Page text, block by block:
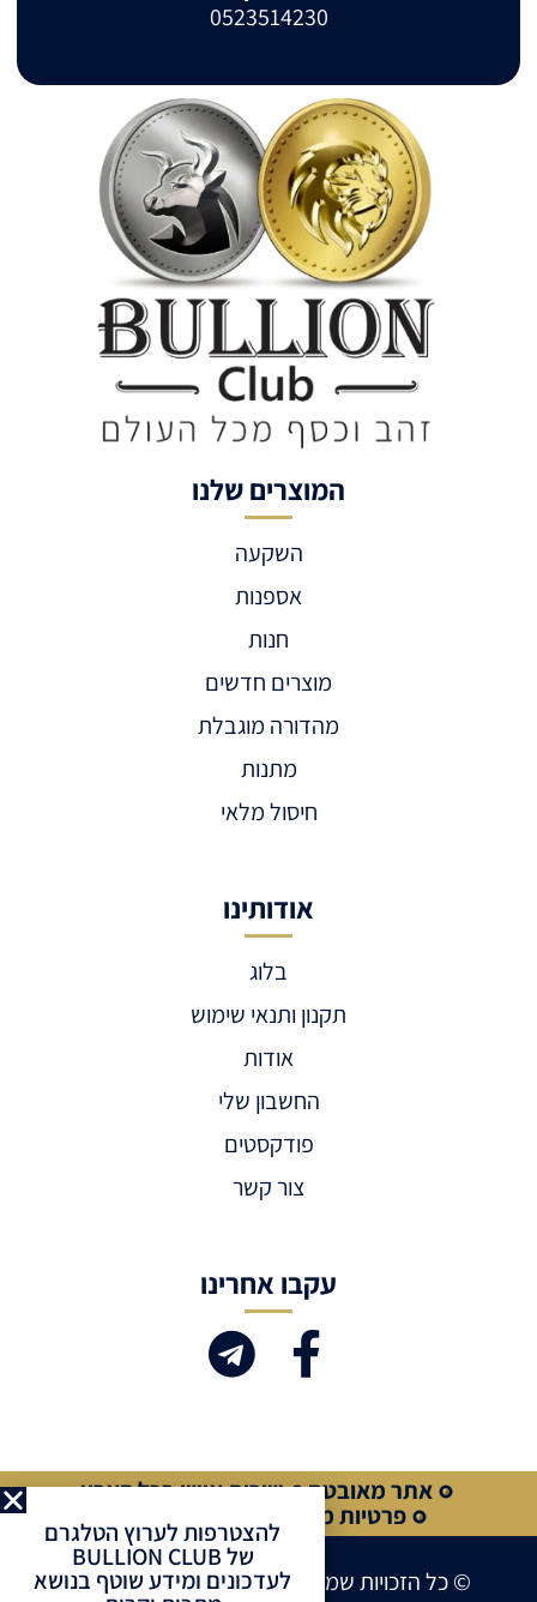
0523514230
המוצרים שלנו
השקעה
אספנות
חנות
מוצרים חדשים
מהדורה מוגבלת
מתנות
חיסול מלאי
אודותינו
בלוג
תקנון ותנאי שימוש
אודות
החשבון שלי
פודקסטים
צור קשר
עקבו אחרינו
אתר מאובטח
שירות אישי בכל הארץ
פרטיות מלאה
קנייה מאובטחת
© כל הזכויות שמורות לחברת BULLION CLUB
להצטרפות לערוץ הטלגרם
של BULLION CLUB
לעדכונים ומידע שוטף בנושא